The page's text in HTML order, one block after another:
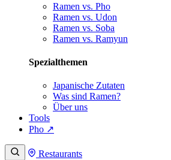
Ramen vs. Pho
Ramen vs. Udon
Ramen vs. Soba
Ramen vs. Ramyun
Spezialthemen
Japanische Zutaten
Was sind Ramen?
Über uns
Tools
Pho ↗
Restaurants